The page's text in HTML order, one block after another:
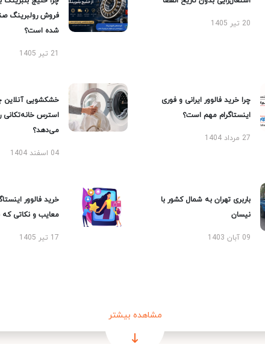
20 تیر 1405
فروش رولبرینگ
شده است؟
21 تیر 1405
چرا خرید فالوور ایرانی و فوری
اینستاگرام مهم است؟
27 مرداد 1404
خشکشویی آنلاین
استرس خانه‌تکانی
می‌دهد؟
04 اسفند 1404
باربری تهران به شمال کشور با
نیسان
09 آبان 1403
خرید فالوور
معایب و نکاتی که
17 تیر 1405
مشاهده بیشتر